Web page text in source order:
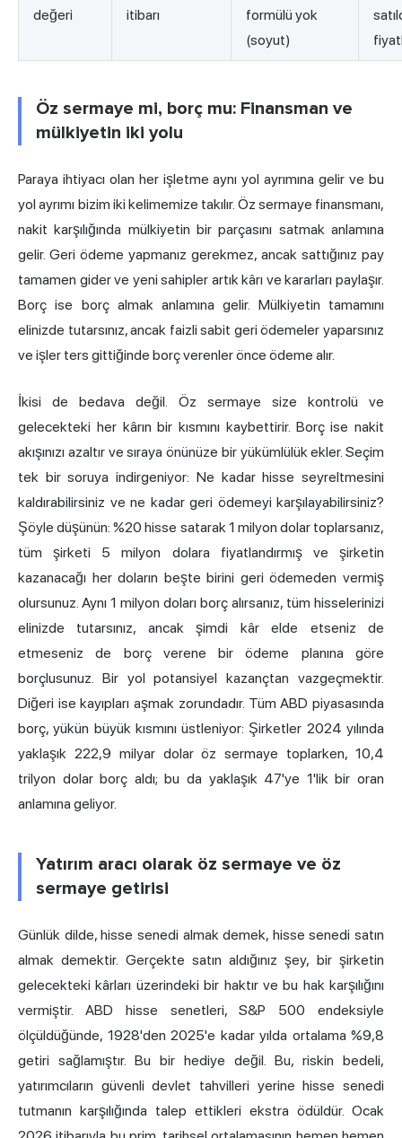
değeri
itibarı
formülü yok
(soyut)
Öz sermaye mi, borç mu: Finansman ve
mülkiyetin iki yolu
Paraya ihtiyacı olan her işletme aynı yol ayrımına gelir ve bu
yol ayrımı bizim iki kelimemize takılır. Öz sermaye finansmanı,
nakit karşılığında mülkiyetin bir parçasını satmak anlamına
gelir. Geri ödeme yapmanız gerekmez, ancak sattığınız pay
tamamen gider ve yeni sahipler artık kârı ve kararları paylaşır.
Borç ise borç almak anlamına gelir. Mülkiyetin tamamını
elinizde tutarsınız, ancak faizli sabit geri ödemeler yaparsınız
ve işler ters gittiğinde borç verenler önce ödeme alır.
İkisi de bedava değil. Öz sermaye size kontrolü ve
gelecekteki her kârın bir kısmını kaybettirir. Borç ise nakit
akışınızı azaltır ve sıraya önünüze bir yükümlülük ekler. Seçim
tek bir soruya indirgeniyor: Ne kadar hisse seyreltmesini
kaldırabilirsiniz ve ne kadar geri ödemeyi karşılayabilirsiniz?
Şöyle düşünün: %20 hisse satarak 1 milyon dolar toplarsanız,
tüm şirketi 5 milyon dolara fiyatlandırmış ve şirketin
kazanacağı her doların beşte birini geri ödemeden vermiş
olursunuz. Aynı 1 milyon doları borç alırsanız, tüm hisselerinizi
elinizde tutarsınız, ancak şimdi kâr elde etseniz de
etmeseniz de borç verene bir ödeme planına göre
borçlusunuz. Bir yol potansiyel kazançtan vazgeçmektir.
Diğeri ise kayıpları aşmak zorundadır. Tüm ABD piyasasında
borç, yükün büyük kısmını üstleniyor: Şirketler 2024 yılında
yaklaşık 222,9 milyar dolar öz sermaye toplarken, 10,4
trilyon dolar borç aldı; bu da yaklaşık 47'ye 1'lik bir oran
anlamına geliyor.
Yatırım aracı olarak öz sermaye ve öz
sermaye getirisi
Günlük dilde, hisse senedi almak demek, hisse senedi satın
almak demektir. Gerçekte satın aldığınız şey, bir şirketin
gelecekteki kârları üzerindeki bir haktır ve bu hak karşılığını
vermiştir. ABD hisse senetleri, S&P 500 endeksiyle
ölçüldüğünde, 1928'den 2025'e kadar yılda ortalama %9,8
getiri sağlamıştır. Bu bir hediye değil. Bu, riskin bedeli,
yatırımcıların güvenli devlet tahvilleri yerine hisse senedi
tutmanın karşılığında talep ettikleri ekstra ödüldür. Ocak